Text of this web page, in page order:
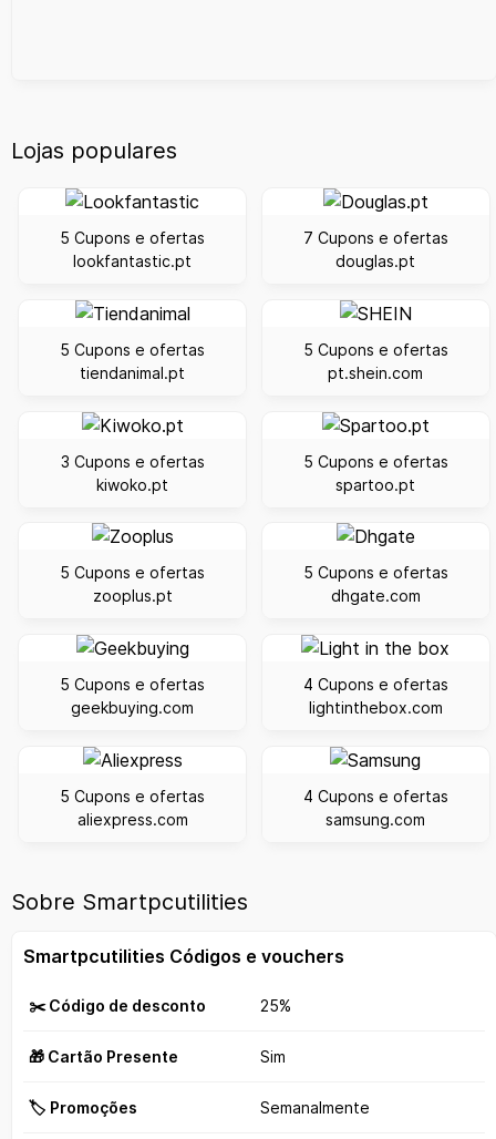
Lojas populares
5 Cupons e ofertas
lookfantastic.pt
7 Cupons e ofertas
douglas.pt
5 Cupons e ofertas
tiendanimal.pt
5 Cupons e ofertas
pt.shein.com
3 Cupons e ofertas
kiwoko.pt
5 Cupons e ofertas
spartoo.pt
5 Cupons e ofertas
zooplus.pt
5 Cupons e ofertas
dhgate.com
5 Cupons e ofertas
geekbuying.com
4 Cupons e ofertas
lightinthebox.com
5 Cupons e ofertas
aliexpress.com
4 Cupons e ofertas
samsung.com
Sobre Smartpcutilities
Smartpcutilities Códigos e vouchers
✂️ Código de desconto 25%
🎁 Cartão Presente Sim
🏷️ Promoções Semanalmente